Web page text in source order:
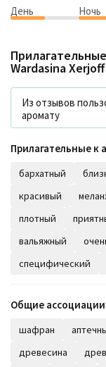
День Ночь
Wardasina Xerjoff
Из отзывов
аромату
Прилагательные к
бархатный
красивый
плотный
вальяжный
специфический
Общие ассоциации
шафран
древесина